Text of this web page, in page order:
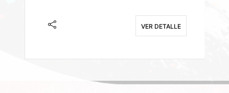
VER DETALLE